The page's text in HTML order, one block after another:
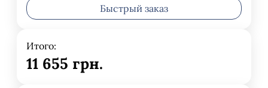
Быстрый заказ
Итого:
11 655 грн.